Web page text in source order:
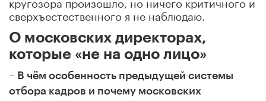
сверхъестественного я не наблюдаю.
О московских директорах,
которые «не на одно лицо»
– В чём особенность предыдущей системы
отбора кадров и почему московских